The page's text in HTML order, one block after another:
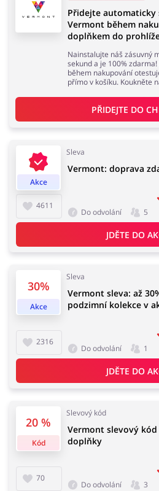
Akce
Sleva
4611
Vermont: doprava
Do odvolání 5
JDĚTE DO
30%
Akce
Sleva
2316
Vermont sleva: až
podzimní kolekce v
Do odvolání 1
JDĚTE DO
20 %
Kód
Slevový kód
70
Vermont slevový kód
doplňky
Do odvolání 3
Přidejte automaticky
Vermont během
doplňkem do
Nainstalujte náš zásuvný
sekund a je 100%
během nakupování
přímo v košíku. Koukněte
PŘIDEJTE DO